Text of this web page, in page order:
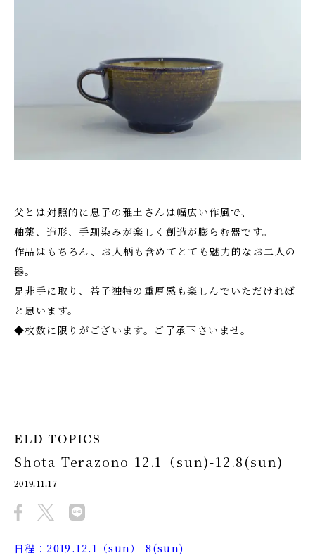
父とは対照的に息子の雅土さんは幅広い作風で、
釉薬、造形、手馴染みが楽しく創造が膨らむ器です。
作品はもちろん、お人柄も含めてとても魅力的なお二人の
器。
是非手に取り、益子独特の重厚感も楽しんでいただければ
と思います。
◆枚数に限りがございます。ご了承下さいませ。
ELD TOPICS
Shota Terazono 12.1（sun)-12.8(sun)
2019.11.17
日程：2019.12.1（sun）-8(sun)